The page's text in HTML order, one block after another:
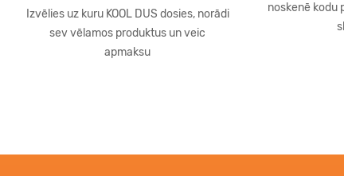
Izvēlies uz kuru KOOL DUS dosies, norādi
sev vēlamos produktus un veic
apmaksu
noskenē kodu